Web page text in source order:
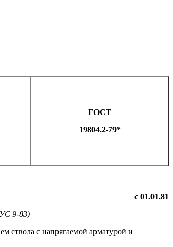
ГОСТ
19804.2-79*
с 01.01.81
9-83)
ствола с напрягаемой арматурой и